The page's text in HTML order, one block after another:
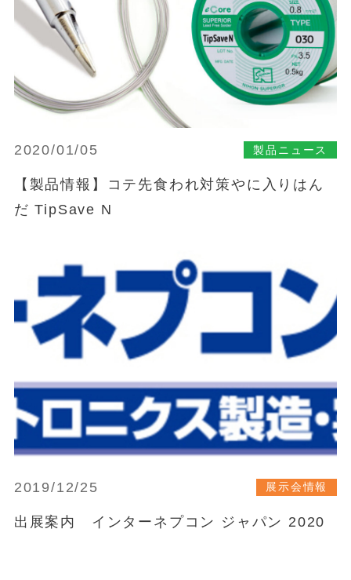
2020/01/05 製品ニュース
【製品情報】コテ先食われ対策やに入りはん
だ TipSave N
2019/12/25 展示会情報
出展案内 インターネプコン ジャパン 2020